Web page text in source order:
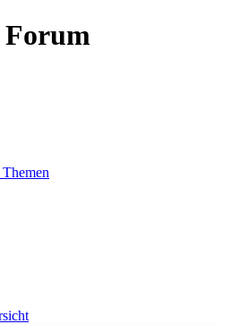
Forum